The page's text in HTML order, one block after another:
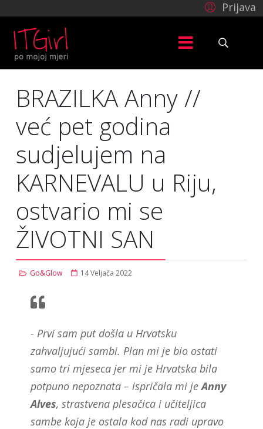
Prijava
BRAZILKA Anny //
već pet godina
sudjelujem na
KARNEVALU u Riju,
ostvario mi se
ŽIVOTNI SAN
Go&Glow 14 Veljača 2022
- Prvi sam put došla u Hrvatsku
zahvaljujući sambi. Plan mi je bio ostati
samo tri mjeseca jer mi je Hrvatska bila
potpuno nepoznata – ispričala mi jeAnny
Alves, strastvena plesačica i učiteljica
sambe koja je ostala kod nas radi upravo